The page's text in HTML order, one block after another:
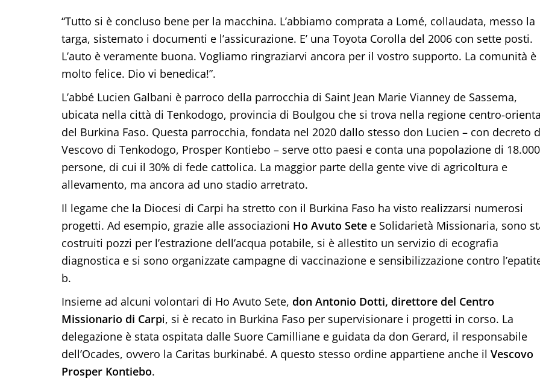
“Tutto si è concluso bene per la macchina. L’abbiamo comprata a Lomé, collaudata, messo la
targa, sistemato i documenti e l’assicurazione. E’ una Toyota Corolla del 2006 con sette posti.
L’auto è veramente buona. Vogliamo ringraziarvi ancora per il vostro supporto. La comunità è
molto felice. Dio vi benedica!”.
L’abbé Lucien Galbani è parroco della parrocchia di Saint Jean Marie Vianney de Sassema,
ubicata nella città di Tenkodogo, provincia di Boulgou che si trova nella regione centro-
del Burkina Faso. Questa parrocchia, fondata nel 2020 dallo stesso don Lucien – con decreto
Vescovo di Tenkodogo, Prosper Kontiebo – serve otto paesi e conta una popolazione di 18.000
persone, di cui il 30% di fede cattolica. La maggior parte della gente vive di agricoltura e
allevamento, ma ancora ad uno stadio arretrato.
Il legame che la Diocesi di Carpi ha stretto con il Burkina Faso ha visto realizzarsi numerosi
progetti. Ad esempio, grazie alle associazioni Ho Avuto Sete e Solidarietà Missionaria, sono
costruiti pozzi per l’estrazione dell’acqua potabile, si è allestito un servizio di ecografia
diagnostica e si sono organizzate campagne di vaccinazione e sensibilizzazione contro
b.
Insieme ad alcuni volontari di Ho Avuto Sete, don Antonio Dotti, direttore del Centro
Missionario di Carpi, si è recato in Burkina Faso per supervisionare i progetti in corso. La
delegazione è stata ospitata dalle Suore Camilliane e guidata da don Gerard, il responsabile
dell’Ocades, ovvero la Caritas burkinabé. A questo stesso ordine appartiene anche il Vescovo
Prosper Kontiebo.